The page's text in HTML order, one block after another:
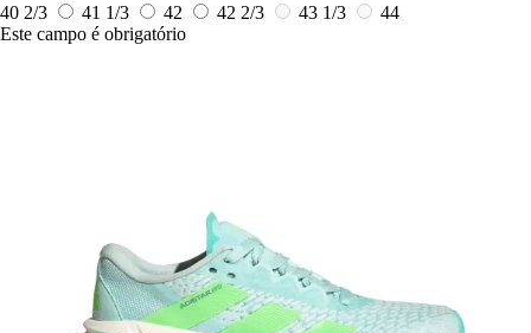
40 2/3
41 1/3 42 42 2/3 43 1/3
44
Este campo é obrigatório